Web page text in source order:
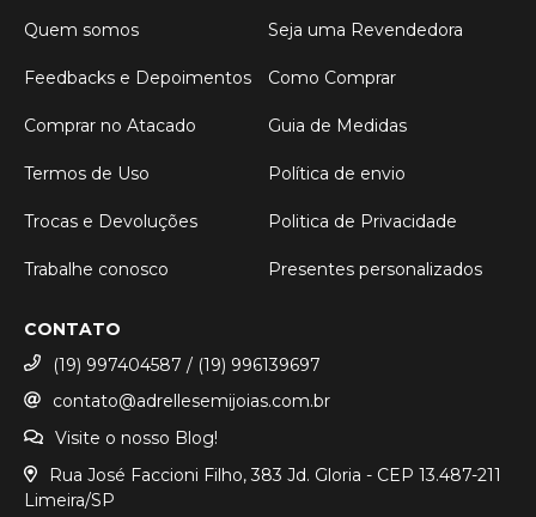
Quem somos
Seja uma Revendedora
Feedbacks e Depoimentos Como Comprar
Comprar no Atacado Guia de Medidas
Termos de Uso Política de envio
Trocas e Devoluções Politica de Privacidade
Trabalhe conosco Presentes personalizados
CONTATO
(19) 997404587 / (19) 996139697
contato@adrellesemijoias.com.br
Visite o nosso Blog!
Rua José Faccioni Filho, 383 Jd. Gloria - CEP 13.487-211
Limeira/SP